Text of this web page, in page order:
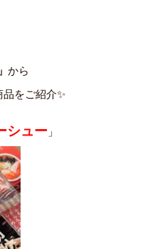
」 から
品をご紹介✨
シュー 」